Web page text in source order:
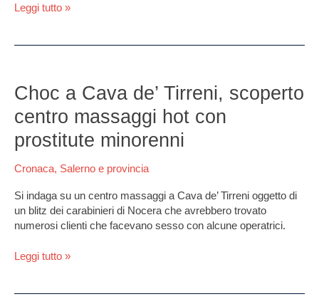
Leggi tutto »
Choc a Cava de’ Tirreni, scoperto
centro massaggi hot con
prostitute minorenni
Cronaca, Salerno e provincia
Si indaga su un centro massaggi a Cava de’ Tirreni oggetto di
un blitz dei carabinieri di Nocera che avrebbero trovato
numerosi clienti che facevano sesso con alcune operatrici.
a
Cava
de’
scoperto
centro
massaggi
hot
con
prostitute
Leggi tutto »